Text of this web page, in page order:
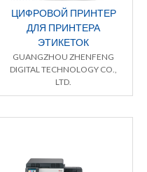
ЦИФРОВОЙ ПРИНТЕР
ДЛЯ ПРИНТЕРА
ЭТИКЕТОК
GUANGZHOU ZHENFENG
DIGITAL TECHNOLOGY CO.,
LTD.